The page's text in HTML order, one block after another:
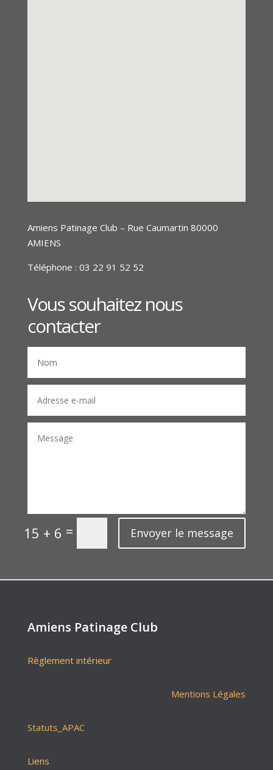
Amiens Patinage Club – Rue Caumartin 80000
AMIENS
Téléphone : 03 22 91 52 52
Vous souhaitez nous
contacter
15 + 6 = Envoyer le message
Amiens Patinage Club
Règlement intérieur
Mentions Légales
Statuts_APAC
Liens